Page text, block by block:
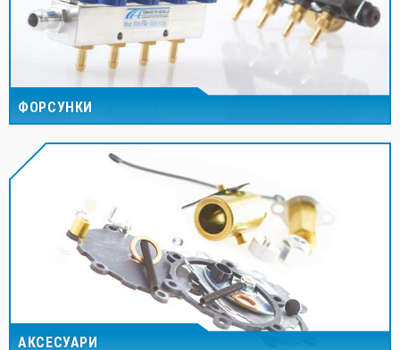
ФОРСУНКИ
АКСЕСУАРИ